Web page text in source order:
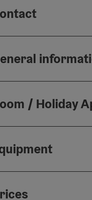
/ Holiday